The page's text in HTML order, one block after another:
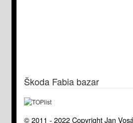
Škoda Fabia bazar
© 2011 - 2022 Copyright Jan